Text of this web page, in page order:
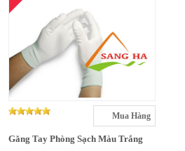
Mua Hàng
Găng Tay Phòng Sạch Màu Trắng